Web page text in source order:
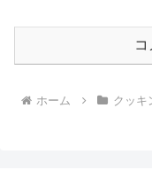
ホーム クッキ